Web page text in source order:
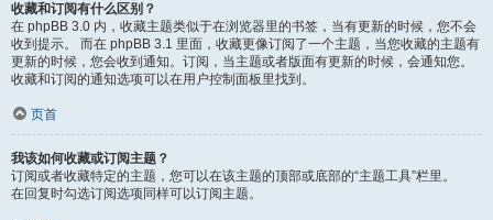
收藏和订阅有什么区别？
在 phpBB 3.0 内，收藏主题类似于在浏览器里的书签，当有更新的时候，您不会
收到提示。 而在 phpBB 3.1 里面，收藏更像订阅了一个主题，当您收藏的主题有
更新的时候，您会收到通知。订阅，当主题或者版面有更新的时候，会通知您。
收藏和订阅的通知选项可以在用户控制面板里找到。
页首
我该如何收藏或订阅主题？
订阅或者收藏特定的主题，您可以在该主题的顶部或底部的“主题工具”栏里。
在回复时勾选订阅选项同样可以订阅主题。